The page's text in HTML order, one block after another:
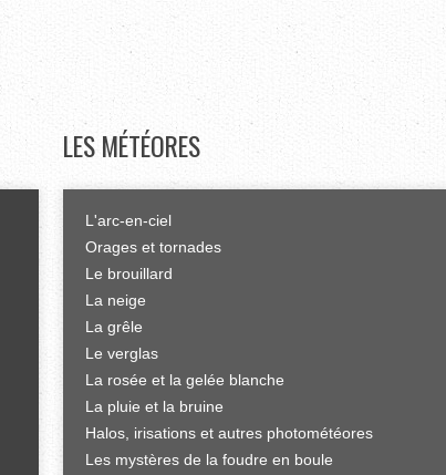
LES MÉTÉORES
L'arc-en-ciel
Orages et tornades
Le brouillard
La neige
La grêle
Le verglas
La rosée et la gelée blanche
La pluie et la bruine
Halos, irisations et autres photométéores
Les mystères de la foudre en boule